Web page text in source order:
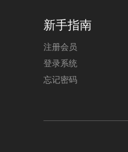
新手指南
注册会员
登录系统
忘记密码